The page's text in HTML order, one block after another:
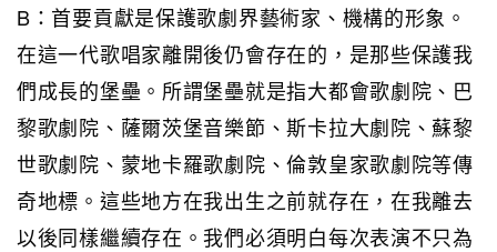
B：首要貢獻是保護歌劇界藝術家、機構的形象。
在這一代歌唱家離開後仍會存在的，是那些保護我
們成長的堡壘。所謂堡壘就是指大都會歌劇院、巴
黎歌劇院、薩爾茨堡音樂節、斯卡拉大劇院、蘇黎
世歌劇院、蒙地卡羅歌劇院、倫敦皇家歌劇院等傳
奇地標。這些地方在我出生之前就存在，在我離去
以後同樣繼續存在。我們必須明白每次表演不只為